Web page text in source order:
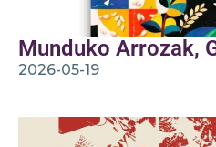
Munduko Arrozak,
2026-05-19